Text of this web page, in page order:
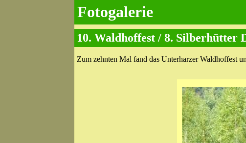
Fotogalerie
10. Waldhoffest / 8. Silberhütter
Zum zehnten Mal fand das Unterharzer Waldhoffest